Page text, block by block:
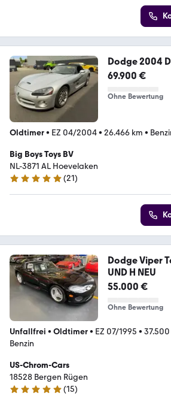
Dodge 2004
69.900 €
Ohne Bewertung
Oldtimer• EZ 04/2004• 26.466 km •
Big Boys Toys BV
NL-3871 AL Hoevelaken
5 Sterne
(21)
Dodge Viper
UND H NEU
55.000 €
Ohne Bewertung
Unfallfrei • Oldtimer• EZ 07/1995 • 37.500
Benzin
US-Chrom-Cars
18528 Bergen Rügen
5 Sterne
(15)